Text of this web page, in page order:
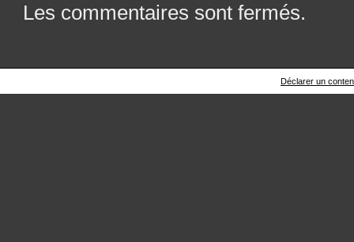
Les commentaires sont fermés.
Déclarer un